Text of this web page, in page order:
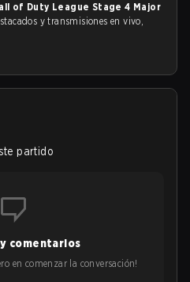
of Duty League Stage 4 Major
y transmisiones en vivo,
partido
comentarios
en comenzar la conversación!